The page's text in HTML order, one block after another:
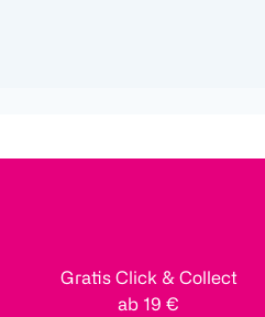
Gratis Click & Collect
ab 19 €